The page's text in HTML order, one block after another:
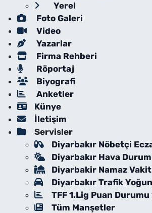
Yerel
Foto Galeri
Video
Yazarlar
Firma Rehberi
Röportaj
Biyografi
Anketler
Künye
İletişim
Servisler
Diyarbakır Nöbetçi
Diyarbakır Hava
Diyarbakir Namaz
Diyarbakır Trafik
TFF 1.Lig Puan
Tüm Manşetler